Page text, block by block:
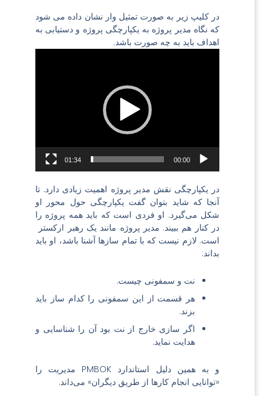
در کلیپ زیر به صورت تمثیل وار نشان داده می شود
که نگاه مدیر پروژه به یکپارچگی پروژه و دستیابی به
اهداف باید به چه صورت باشد.
00:00
01:34
در یکپارچگی نقش مدیر پروژه اهمیت زیادی دارد. تا
آنجا که شاید بتوان گفت یکپارچگی حول محور او
شکل می‌گیرد. او فردی است که باید همه پروژه را
در کنار هم ببیند. مدیر پروژه مانند یک رهبر ارکستر
است. لازم نیست که با تمام سازها آشنا باشد، او باید
بداند:
نت و سمفونی چیست.
هر قسمت از این سمفونی را کدام ساز باید
بزند.
اگر سازی خارج از نت بود آن را شناسایی و
هدایت نماید.
و به همین دلیل استاندارد PMBOK
مدیریت را
«توانایی انجام کارها از طریق دیگران» می‌داند.